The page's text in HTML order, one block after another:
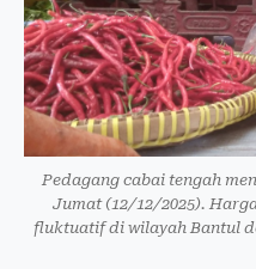
Pedagang cabai tengah
Jumat (12/12/2025).
fluktuatif di wilayah Bantul